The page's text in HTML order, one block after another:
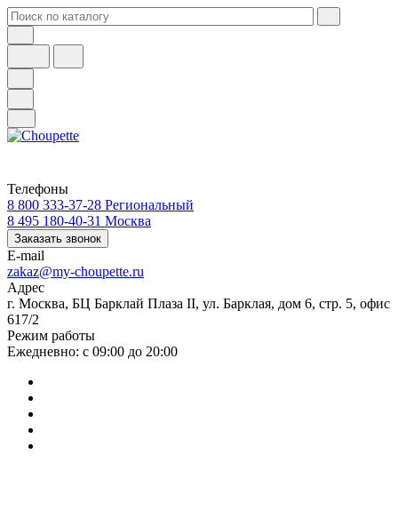
Телефоны
8 800 333-37-28 Региональный
8 495 180-40-31 Москва
Заказать звонок
E-mail
zakaz@my-choupette.ru
Адрес
г. Москва, БЦ Барклай Плаза II, ул. Барклая, дом 6, стр. 5, офис
617/2
Режим работы
Ежедневно: с 09:00 до 20:00